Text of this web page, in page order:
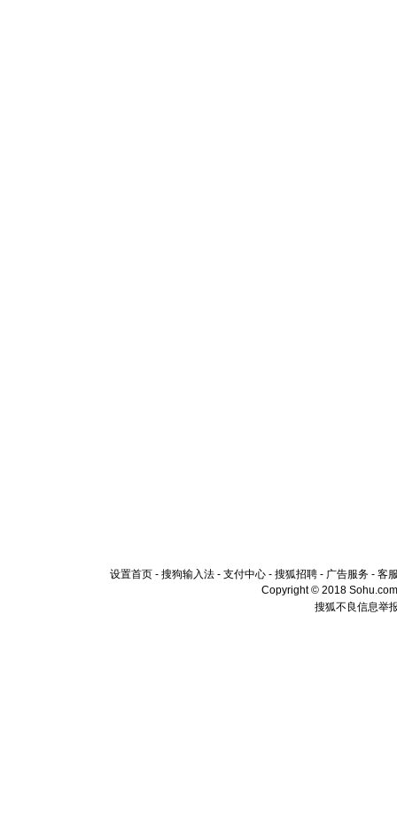
设置首页 - 搜狗输入法 - 支付中心 - 搜狐招聘 - 广告服务 - 客
Copyright © 2018
搜狐不良信息举